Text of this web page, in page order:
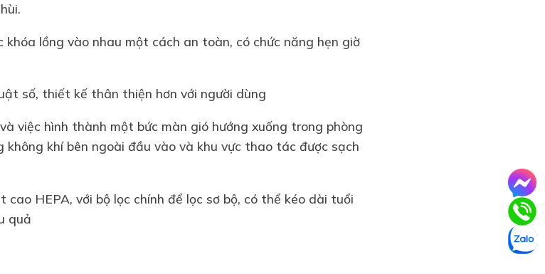
lồng vào nhau một cách an toàn, có chức năng hẹn giờ
số, thiết kế thân thiện hơn với người dùng
việc hình thành một bức màn gió hướng xuống trong phòng
khí bên ngoài đầu vào và khu vực thao tác được sạch
HEPA, với bộ lọc chính để lọc sơ bộ, có thể kéo dài tuổi
quả